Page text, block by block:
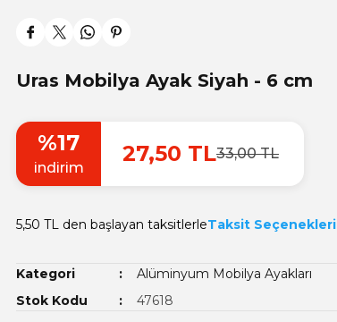
Uras Mobilya Ayak Siyah - 6 cm
%17
indirim
27,50 TL33,00 TL
5,50 TL den başlayan taksitlerleTaksit Seçenekleri
Kategori
Alüminyum Mobilya Ayakları
Stok Kodu
47618